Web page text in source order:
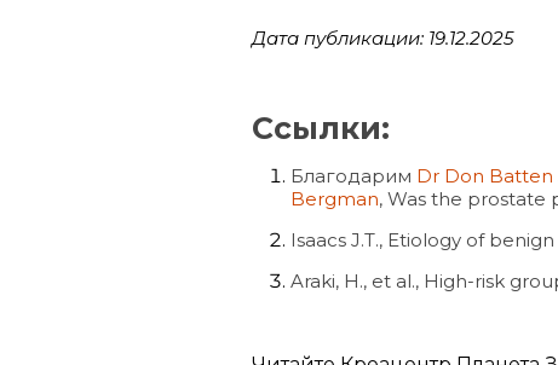
Дата публикации: 19.12.2025
Ссылки:
Благодарим Dr Don Batten
Bergman, Was the prostate
Isaacs J.T., Etiology of
Araki, H., et al., High-risk